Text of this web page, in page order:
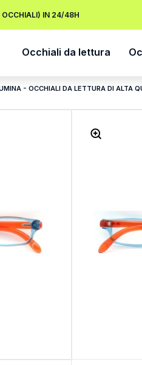
OCCHIALI) IN 24/48H
Occhiali da lettura
- OCCHIALI DA LETTURA DI ALTA